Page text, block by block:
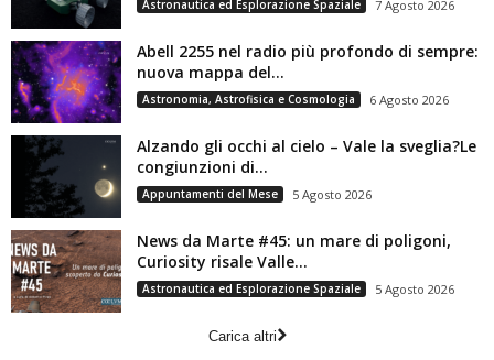
Astronautica ed Esplorazione Spaziale 7 Agosto 2026
Abell 2255 nel radio più profondo di sempre:
nuova mappa del...
Astronomia, Astrofisica e Cosmologia 6 Agosto 2026
Alzando gli occhi al cielo – Vale la sveglia?Le
congiunzioni di...
Appuntamenti del Mese 5 Agosto 2026
News da Marte #45: un mare di poligoni,
Curiosity risale Valle...
Astronautica ed Esplorazione Spaziale 5 Agosto 2026
Carica altri